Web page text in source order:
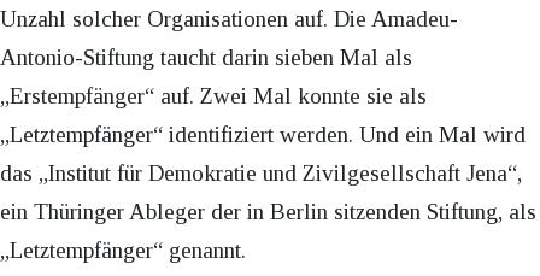
Unzahl solcher Organisationen auf. Die Amadeu-
Antonio-Stiftung taucht darin sieben Mal als
„Erstempfänger“ auf. Zwei Mal konnte sie als
„Letztempfänger“ identifiziert werden. Und ein Mal wird
das „Institut für Demokratie und Zivilgesellschaft Jena“,
ein Thüringer Ableger der in Berlin sitzenden Stiftung, als
„Letztempfänger“ genannt.